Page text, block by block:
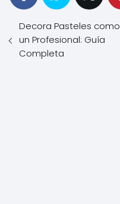
Decora Pasteles como
un Profesional: Guía
Completa